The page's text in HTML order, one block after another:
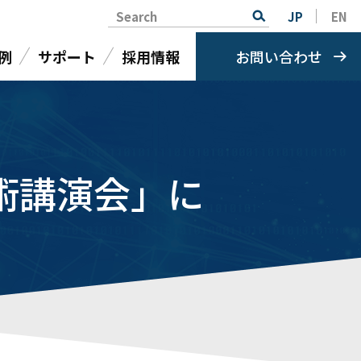
Search JP EN
サポート 採用情報 お問い合わせ
講演会」に